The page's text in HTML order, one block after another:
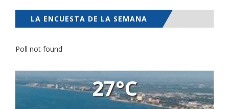
LA ENCUESTA DE LA SEMANA
Poll not found
27°C